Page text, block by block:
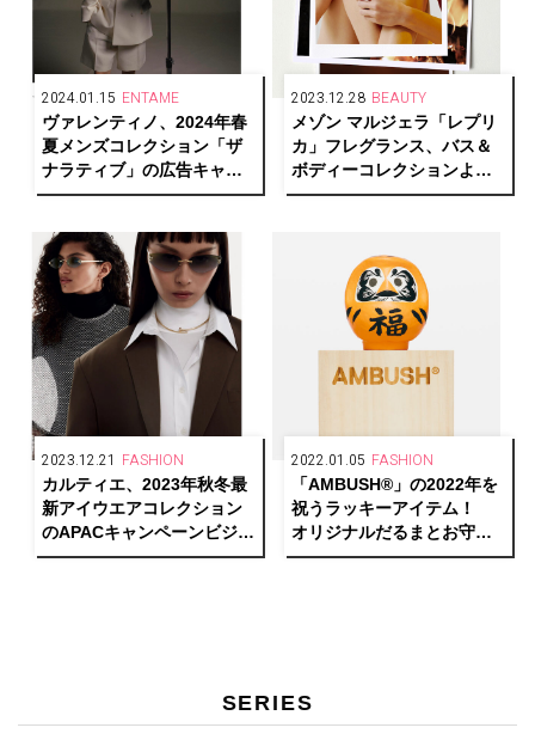
2024.01.15 ENTAME
ヴァレンティノ、2024年春
夏メンズコレクション「ザ
ナラティブ」の広告キャン
ペーンにBTSのSUGAを起
2023.12.28 BEAUTY
メゾン マルジェラ「レプリ
カ」フレグランス、バス＆
ボディーコレクションより
「バイ ザ ファイヤープレイ
2023.12.21 FASHION
カルティエ、2023年秋冬最
新アイウエアコレクション
のAPACキャンペーンビジュ
アルを公開
2022.01.05 FASHION
「AMBUSH®︎」の2022年を
祝うラッキーアイテム！
オリジナルだるまとお守り
が登場。
SERIES